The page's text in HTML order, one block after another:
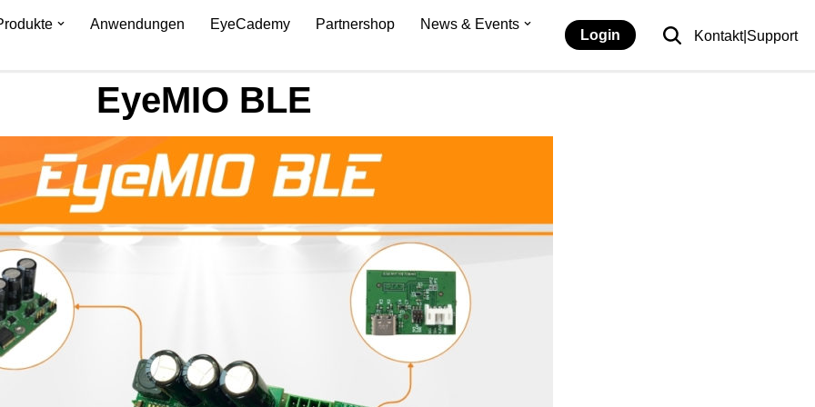
Anwendungen EyeCademy Partnershop News & Events
Login Kontakt|Support
EyeMIO BLE